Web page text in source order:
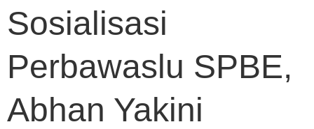
Sosialisasi
Perbawaslu SPBE,
Abhan Yakini